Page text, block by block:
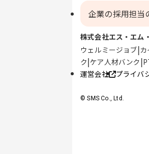
企業の採用担当
株式会社エス・エム
ウェルミージョブ
ク ケア人材バンク
運営会社
プライバ
© SMS Co., Ltd.